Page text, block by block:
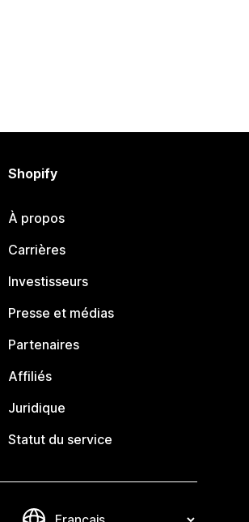
Shopify
À propos
Carrières
Investisseurs
Presse et médias
Partenaires
Affiliés
Juridique
Statut du service